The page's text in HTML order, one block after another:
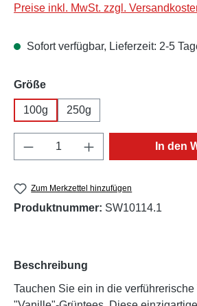
Preise inkl. MwSt. zzgl.
Sofort verfügbar, Lieferzeit: 2-5
Größeauswählen
100g 250g
Produkt Anzahl: Gib den
In den
Zum Merkzettel hinzufügen
Produktnummer: SW10114.1
Beschreibung
Tauchen Sie ein in die verführerische